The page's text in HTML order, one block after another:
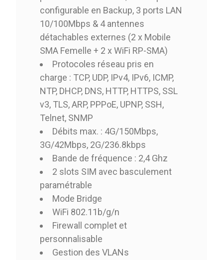
configurable en Backup, 3 ports LAN
10/100Mbps & 4 antennes
détachables externes (2 x Mobile
SMA Femelle + 2 x WiFi RP-SMA)
Protocoles réseau pris en
charge : TCP, UDP, IPv4, IPv6, ICMP,
NTP, DHCP, DNS, HTTP, HTTPS, SSL
v3, TLS, ARP, PPPoE, UPNP, SSH,
Telnet, SNMP
Débits max. : 4G/150Mbps,
3G/42Mbps, 2G/236.8kbps
Bande de fréquence : 2,4 Ghz
2 slots SIM avec basculement
paramétrable
Mode Bridge
WiFi 802.11b/g/n
Firewall complet et
personnalisable
Gestion des VLANs